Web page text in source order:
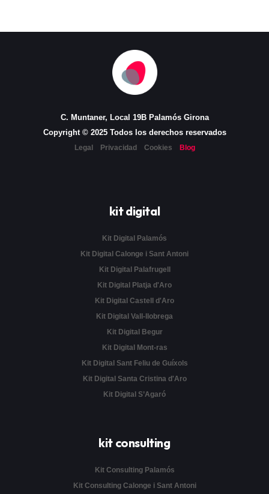
C. Muntaner, Local 19B Palamós Girona
Copyright © 2025 Todos los derechos reservados
Legal Privacidad Cookies Blog
kit digital
Kit Digital Palamós
Kit Digital Calonge i Sant Antoni
Kit Digital Palafrugell
Kit Digital Platja d'Aro
Kit Digital Castell d'Aro
Kit Digital Vall-llobrega
Kit Digital Begur
Kit Digital Mont-ras
Kit Digital Sant Feliu de Guíxols
Kit Digital Santa Cristina d'Aro
Kit Digital S’Agaró
kit consulting
Kit Consulting Palamós
Kit Consulting Calonge i Sant Antoni